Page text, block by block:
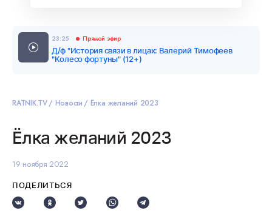
23:25 Прямой эфир
Д/ф "История связи в лицах: Валерий Тимофеев
"Колесо фортуны" (12+)
RATNIK.TV Новости Ёлка желаний 2023
Ёлка желаний 2023
19 ноября 2022
ПОДЕЛИТЬСЯ